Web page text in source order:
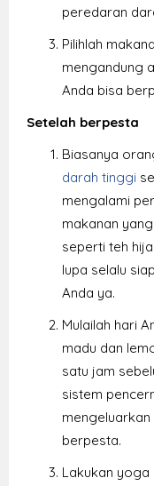
peredaran
Pilihlah
mengandung
Anda bisa
Setelah berpesta
Biasanya
darah tinggi
mengalami
makanan
seperti teh
lupa selalu
Anda ya.
Mulailah hari
madu dan
satu jam
sistem
berpesta.
Lakukan yoga